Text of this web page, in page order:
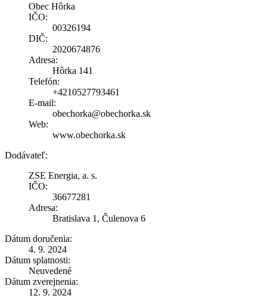
Obec Hôrka
IČO:
00326194
DIČ:
2020674876
Adresa:
Hôrka 141
Telefón:
+4210527793461
E-mail:
obechorka@obechorka.sk
Web:
www.obechorka.sk
Dodávateľ:
ZSE Energia, a. s.
IČO:
36677281
Adresa:
Bratislava 1, Čulenova 6
Dátum doručenia:
4. 9. 2024
Dátum splatnosti:
Neuvedené
Dátum zverejnenia:
12. 9. 2024